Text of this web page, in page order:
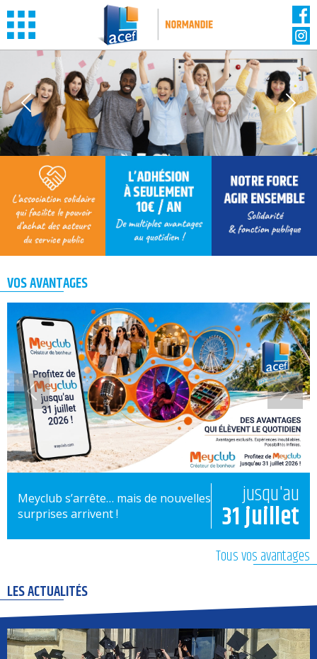
VOS AVANTAGES
Meyclub s’arrête… mais de nouvelles
surprises arrivent !
jusqu'au
31 juillet
Tous vos avantages
LES ACTUALITÉS
Panneau de gestion des cookies